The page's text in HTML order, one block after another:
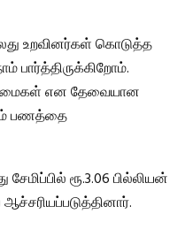
உறவினர்கள் கொடுத்த
பார்த்திருக்கிறோம்.
என தேவையான
பணத்தை
ரூ.3.06 பில்லியன்